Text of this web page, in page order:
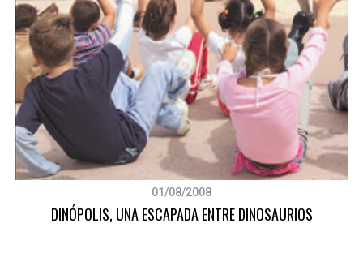
01/08/2008
DINÓPOLIS, UNA ESCAPADA ENTRE DINOSAURIOS